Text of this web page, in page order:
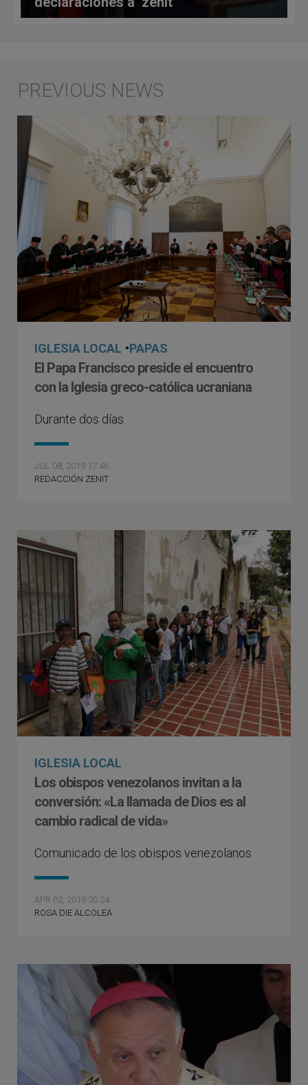
IGLESIA LOCAL •PAPAS
El Papa Francisco preside el encuentro
con la Iglesia greco-católica ucraniana
Durante dos días
JUL 08, 2019 17:46
REDACCIÓN ZENIT
IGLESIA LOCAL
Los obispos venezolanos invitan a la
conversión: «La llamada de Dios es al
cambio radical de vida»
Comunicado de los obispos venezolanos
APR 02, 2019 20:24
ROSA DIE ALCOLEA